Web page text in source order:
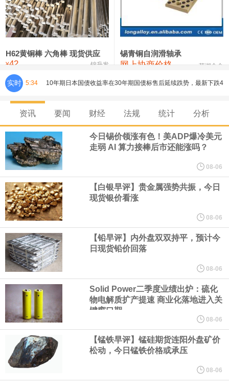
铸造铝合金锭(ZLD104) 24,100—24,300 24,200
压铸锌合金锭 26,250—26,450
氯化镍 38,300—40,300 39,300 0
H62黄铜棒 六角棒 现货供应
¥42 锦升发
锡青铜自润滑轴承
网上协商价格 芜湖合金
实时 5:34 10年期日本国债收益率在30年期国债标售后延续跌势，最新下跌4
个基点至2.765%。30年期日本国债收益率在标售后跌幅略有收窄，
最新下跌3个基点至3.93%。
巴克莱分析师在一份研究报告中表示，人形机器人的部署可能在
2035年之后实现大规模化。
美联储理事库克： 有理由相信通胀水平能够回落。 经济具备韧性，
增速处于 “稳健水平”。
据CME“美联储观察”：美联储到9月维持利率不变的概率为45.6%，
累计加息25个基点的概率为54.4%。美联储到10月维持利率不变的
概率为33.5%，累计加息25个基点的概率为52.1%，累计加息50个
基点的概率为14.5%。
日本至7月31日当周买进外国债券 4779亿日元，前值由-8114亿日
资讯 要闻 财经 法规 统计 分析
今日锡价领涨有色！美ADP爆冷美元
走弱 AI 算力接棒后市还能涨吗？
08-06
【白银早评】贵金属强势共振，今日
现货银价看涨
08-06
【铅早评】内外盘双双持平，预计今
日现货铅价回落
08-06
Solid Power二季度业绩出炉：硫化
物电解质扩产提速 商业化落地进入关
键窗口期
08-06
【锰铁早评】锰硅期货连阳外盘矿价
松动，今日锰铁价格或承压
08-06